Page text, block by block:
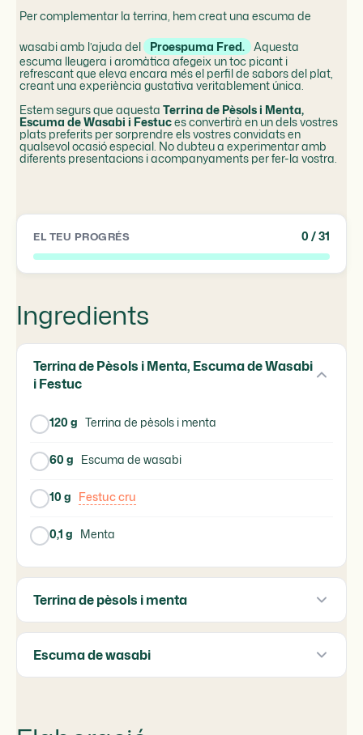
Per complementar la terrina, hem creat una escuma de
wasabi amb l’ajuda del
Proespuma Fred. Aquesta
escuma lleugera i aromàtica afegeix un toc picant i
refrescant que eleva encara més el perfil de sabors del plat,
creant una experiència gustativa veritablement única.
Estem segurs que aquesta Terrina de Pèsols i Menta,
Escuma de Wasabi i Festuces convertirà en un dels vostres
plats preferits per sorprendre els vostres convidats en
qualsevol ocasió especial. No dubteu a experimentar amb
diferents presentacions i acompanyaments per fer-la vostra.
EL TEU PROGRÉS 0 / 31
Ingredients
Terrina de Pèsols i Menta, Escuma de Wasabi
i Festuc
120 g Terrina de pèsols i menta
60 g Escuma de wasabi
10 g Festuc cru
0,1 g Menta
Terrina de pèsols i menta
Escuma de wasabi